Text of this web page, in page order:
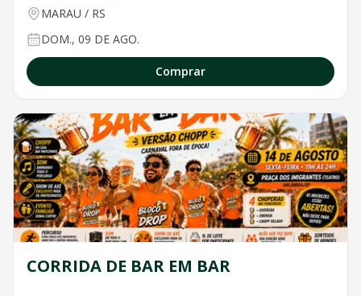
MARAU / RS
DOM., 09 DE AGO.
Comprar
CORRIDA DE BAR EM BAR